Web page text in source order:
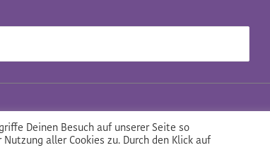
Deinen Besuch auf unserer Seite so
aller Cookies zu. Durch den Klick auf